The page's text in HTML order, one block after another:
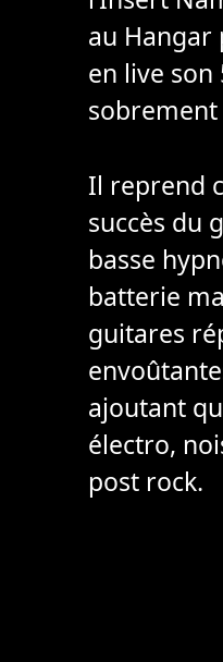
au
en live son
Il reprend
succès du
basse
batterie
guitares
ajoutant
électro,
post rock.